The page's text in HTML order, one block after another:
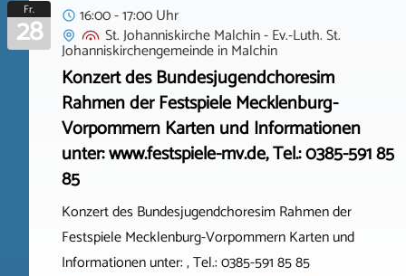
Fr.
28
16:00 - 17:00 Uhr
St. Johanniskirche Malchin - Ev.-Luth. St.
JohanniskirchengemeindeinMalchin
Konzert des Bundesjugendchoresim
Rahmen der Festspiele Mecklenburg-
Vorpommern Karten und Informationen
unter: www.festspiele-mv.de, Tel.: 0385-591 85
85
Konzert des Bundesjugendchoresim Rahmen der
Festspiele Mecklenburg-Vorpommern Karten und
Informationen unter: , Tel.: 0385-591 85 85